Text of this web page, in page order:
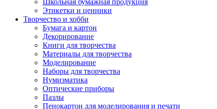
Школьная бумажная продукция
Этикетки и ценники
Творчество и хобби
Бумага и картон
Декорирование
Книги для творчества
Материалы для творчества
Моделирование
Наборы для творчества
Нумизматика
Оптические приборы
Пазлы
Пенокартон для моделирования и печати